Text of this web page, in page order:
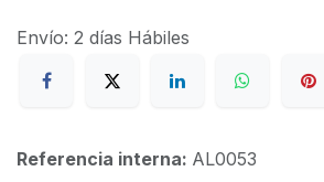
Envío: 2 días Hábiles
Referencia interna: AL0053